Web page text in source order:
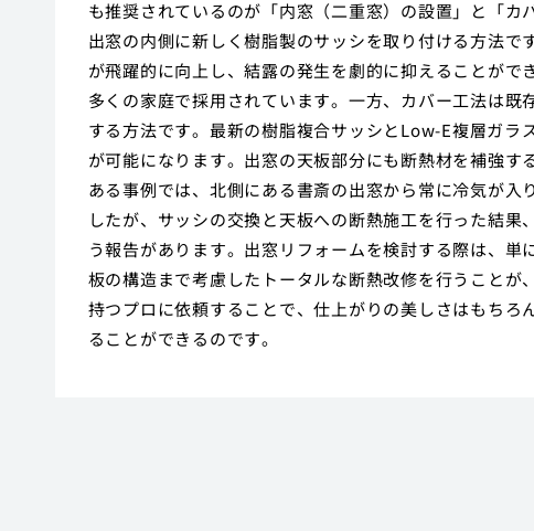
も推奨されているのが「内窓（二重窓）の設置」と「
出窓の内側に新しく樹脂製のサッシを取り付ける方法
が飛躍的に向上し、結露の発生を劇的に抑えることがで
多くの家庭で採用されています。一方、カバー工法は
する方法です。最新の樹脂複合サッシとLow-E複層ガ
が可能になります。出窓の天板部分にも断熱材を補強す
ある事例では、北側にある書斎の出窓から常に冷気が
したが、サッシの交換と天板への断熱施工を行った結
う報告があります。出窓リフォームを検討する際は、
板の構造まで考慮したトータルな断熱改修を行うこと
持つプロに依頼することで、仕上がりの美しさはもち
ることができるのです。